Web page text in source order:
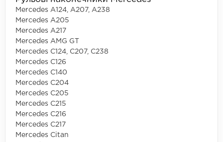
Mercedes A124, A207, A238
Mercedes A205
Mercedes A217
Mercedes AMG GT
Mercedes C124, C207, C238
Mercedes C126
Mercedes C140
Mercedes C204
Mercedes C205
Mercedes C215
Mercedes C216
Mercedes C217
Mercedes Citan